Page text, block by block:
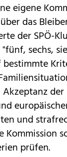
eigene
das
der SPÖ-
sechs,
bestimmte
Akzeptanz der
und
Kommission
prüfen.